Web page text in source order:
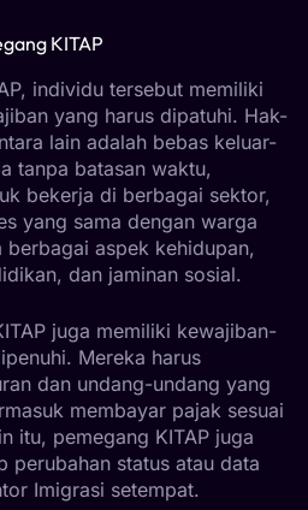
KITAP
individu tersebut memiliki
yang harus dipatuhi. Hak-
lain adalah bebas keluar-
tanpa batasan waktu,
bekerja di berbagai sektor,
yang sama dengan warga
berbagai aspek kehidupan,
dan jaminan sosial.
juga memiliki kewajiban-
Mereka harus
dan undang-undang yang
membayar pajak sesuai
itu, pemegang KITAP juga
perubahan status atau data
Imigrasi setempat.